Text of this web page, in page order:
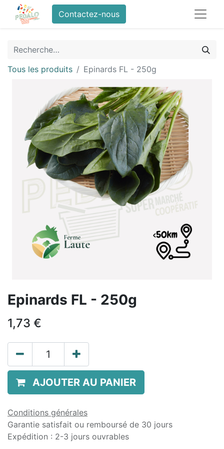
Contactez-nous
Tous les produits Epinards FL - 250g
Epinards FL - 250g
1,73 €
AJOUTER AU PANIER
Conditions générales
Garantie satisfait ou remboursé de 30 jours
Expédition : 2-3 jours ouvrables